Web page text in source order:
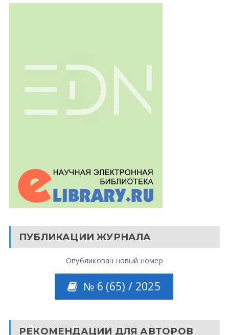
ПУБЛИКАЦИИ ЖУРНАЛА
Опубликован новый номер
№ 6 (65) / 2025
РЕКОМЕНДАЦИИ ДЛЯ АВТОРОВ